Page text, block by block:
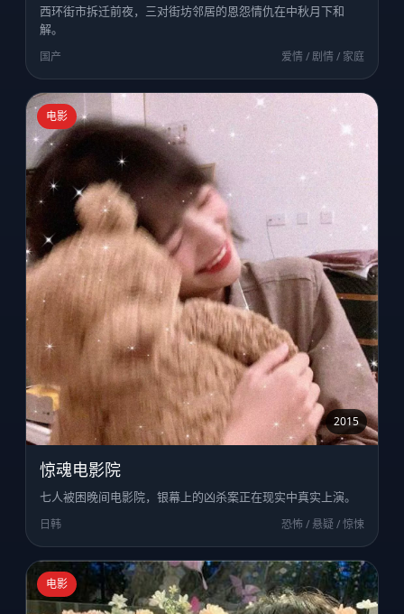
西环街市拆迁前夜，三对街坊邻居的恩怨情仇在中秋月下和
解。
国产 爱情 / 剧情 / 家庭
电影
2015
惊魂电影院
七人被困晚间电影院，银幕上的凶杀案正在现实中真实上演。
日韩 恐怖 / 悬疑 / 惊悚
电影